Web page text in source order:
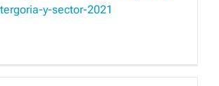
y-sector-2021